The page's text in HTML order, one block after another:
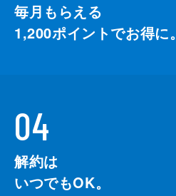
毎月もらえる
1,200ポイントでお得に。
04
解約は
いつでもOK。